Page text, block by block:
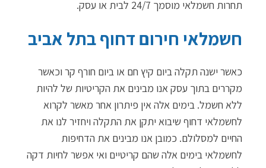
תחרות חשמלאי מוסמך 24/7 לבית או עסק.
חשמלאי חירום דחוף בתל אביב
כאשר ישנה תקלה ביום קיץ חם או ביום חורף קר וכאשר
מקררים בתוך עסק אנו מבינים את הקריטיות של להיות
ללא חשמל. בימים אלה אין פיתרון אחר מאשר לקרוא
לחשמלאי דחוף שיבוא יתקן את התקלה ויחזיר לנו את
החיים למסלולם. כמובן אנו מבינים את הדחיפות
לחשמלאי בימים אלה שהם קריטיים ואי אפשר לחיות דקה